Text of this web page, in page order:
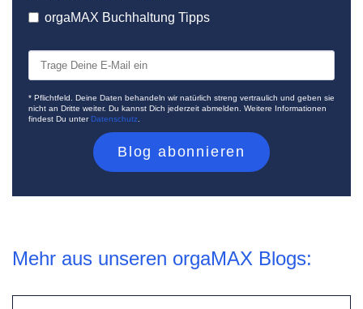
orgaMAX Buchhaltung Tipps
* Pflichtfeld. Deine Daten behandeln wir natürlich streng vertraulich und geben sie
nicht an Dritte weiter. Du kannst Dich jederzeit abmelden. Weitere Informationen
findest Du unterDatenschutz
Mehr aus unseren orgaMAX Blogs: